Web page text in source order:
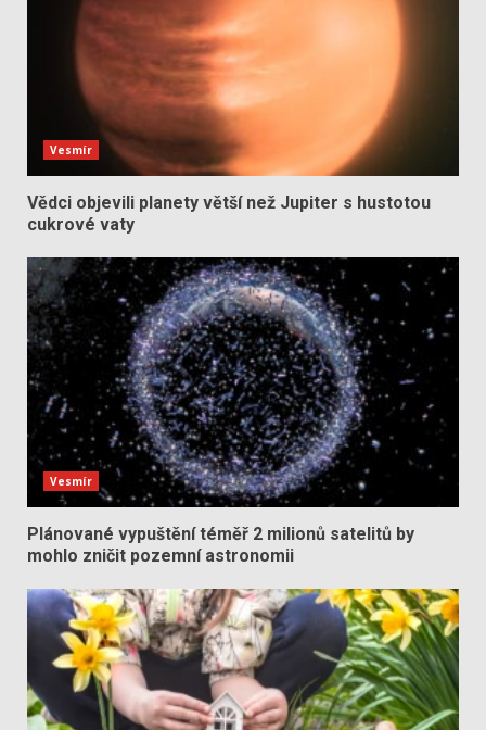
Vesmír
Vědci objevili planety větší než Jupiter s hustotou
cukrové vaty
Vesmír
Plánované vypuštění téměř 2 milionů satelitů by
mohlo zničit pozemní astronomii